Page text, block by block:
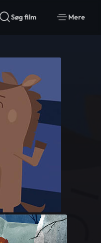
Søg film Mere